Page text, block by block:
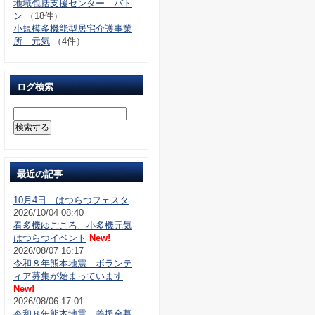
地域包括支援センター バト
ン （18件）
小規模多機能型居宅介護事業
所 元気 （4件）
ログ検索
最近の記事
10月4日 はつらつフェスタ
2026/10/04 08:40
看多機ゆごころ、小多機元気
はつらつイベント New!
2026/08/07 16:17
令和８年熊本地震 ボランテ
ィア募集が始まっています
New!
2026/08/06 17:01